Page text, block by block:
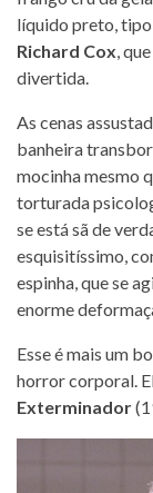
líquido preto,
Richard Cox ,
divertida.
As cenas
banheira
mocinha mesmo
torturada
se está sã de
esquisitíssimo,
espinha, que se
enorme
Esse é mais um
horror corporal.
Exterminador